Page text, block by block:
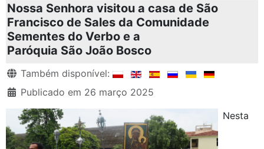
Nossa Senhora visitou a casa de São
Francisco de Sales da Comunidade
Sementes do Verbo e a
Paróquia São João Bosco
Detalhes
Também disponível:
Publicado em 26 março 2025
Nesta